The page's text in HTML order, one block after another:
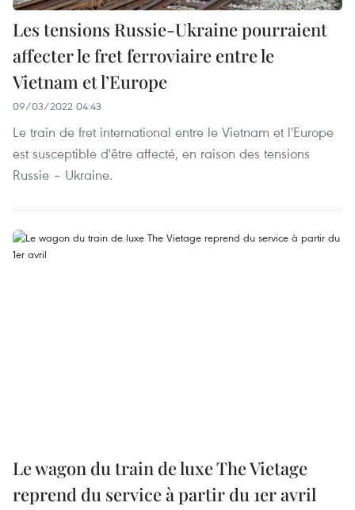
Les tensions Russie-Ukraine pourraient
affecter le fret ferroviaire entre le
Vietnam et l’Europe
09/03/2022 04:43
Le train de fret international entre le Vietnam et l'Europe
est susceptible d'être affecté, en raison des tensions
Russie – Ukraine.
Le wagon du train de luxe The Vietage
reprend du service à partir du 1er avril